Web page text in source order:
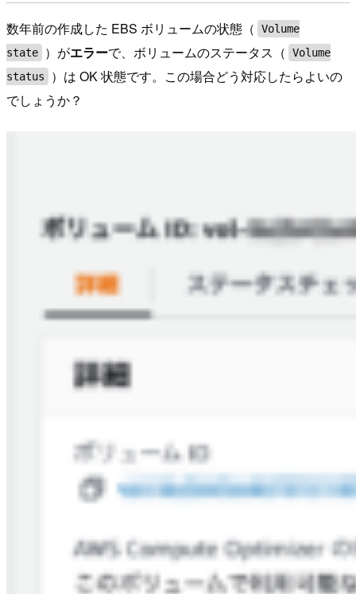
数年前の作成した EBS ボリュームの状態（
Volume
state
）がエラーで、ボリュームのステータス（
Volume
status
）は OK 状態です。この場合どう対応したらよいの
でしょうか？